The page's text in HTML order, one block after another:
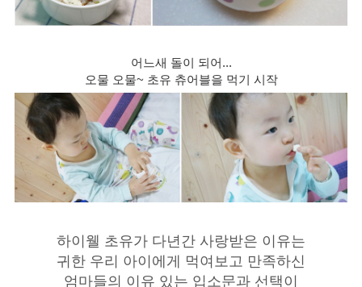
어느새 돌이 되어...
오물 오물~ 초유 츄어블을 먹기 시작
하이웰 초유가 다년간 사랑받은 이유는
귀한 우리 아이에게 먹여보고 만족하신
엄마들의 이유 있는 입소문과 선택이